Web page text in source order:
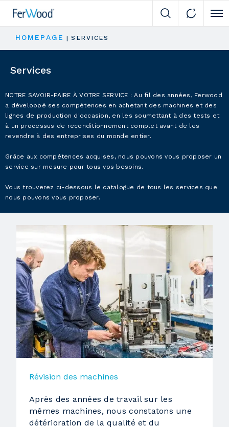
HOMEPAGE |SERVICES
Services
NOTRE SAVOIR-FAIRE À VOTRE SERVICE : Au fil des années, Ferwood
a développé ses compétences en achetant des machines et des
lignes de production d'occasion, en les soumettant à des tests et
à un processus de reconditionnement complet avant de les
revendre à des entreprises du monde entier.
Grâce aux compétences acquises, nous pouvons vous proposer un
service sur mesure pour tous vos besoins.
Vous trouverez ci-dessous le catalogue de tous les services que
nous pouvons vous proposer.
Révision des machines
Après des années de travail sur les
mêmes machines, nous constatons une
détérioration de la qualité et du